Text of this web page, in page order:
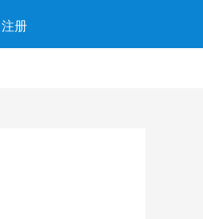
注册